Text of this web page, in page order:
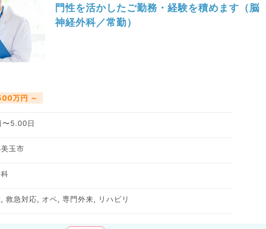
門性を活かしたご勤務・経験を積めます（脳
神経外科／常勤）
万円 ～
5.00日
玉市
救急対応, オペ, 専門外来, リハビリ